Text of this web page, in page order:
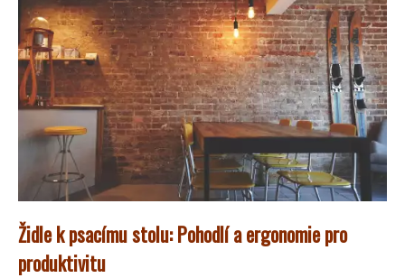
Židle k psacímu stolu: Pohodlí a ergonomie pro
produktivitu